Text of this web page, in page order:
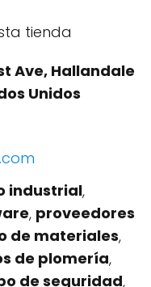
tienda
Ave, Hallandale
Unidos
industrial,
, proveedores
de materiales,
de plomería,
de seguridad,